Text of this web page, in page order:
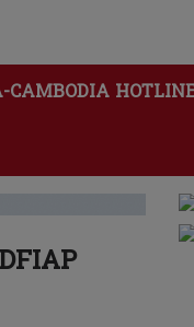
CAMBODIA